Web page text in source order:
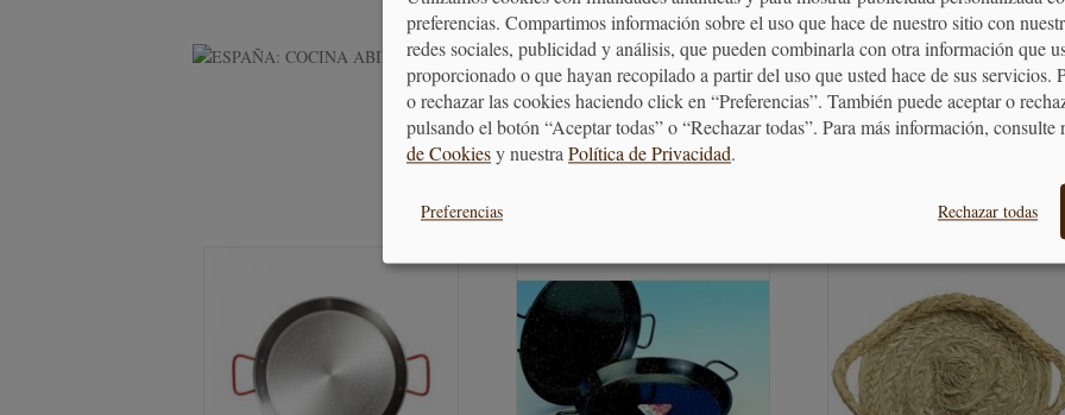
ESPAÑA: COCINA ABIERTA
PRODUCTOS
preferencias. Compartimos información sobre el uso que hace de nuestro sitio con
redes sociales, publicidad y análisis, que pueden combinarla con otra información que
proporcionado o que hayan recopilado a partir del uso que usted hace de sus servicios.
o rechazar las cookies haciendo click en “Preferencias”. También puede aceptar o
pulsando el botón “Aceptar todas” o “Rechazar todas”. Para más información, consulte
de Cookiesy nuestra Política de Privacidad.
Preferencias Rechazar todas